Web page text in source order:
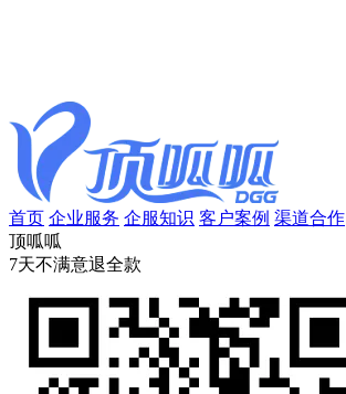
首页 企业服务 企服知识 客户案例 渠道合作
顶呱呱
7天不满意退全款